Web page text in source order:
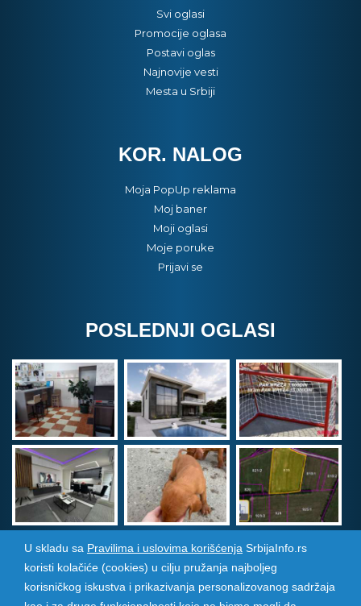
Svi oglasi
Promocije oglasa
Postavi oglas
Najnovije vesti
Mesta u Srbiji
KOR. NALOG
Moja PopUp reklama
Moj baner
Moji oglasi
Moje poruke
Prijavi se
POSLEDNJI OGLASI
Srbija Info©2026. Sva prava zadržana. Pogledajte i
U skladu sa Pravilima i uslovima korišćenja SrbijaInfo.rs
koristi kolačiće (cookies) u cilju pružanja najboljeg
korisničkog iskustva i prikazivanja personalizovanog sadržaja